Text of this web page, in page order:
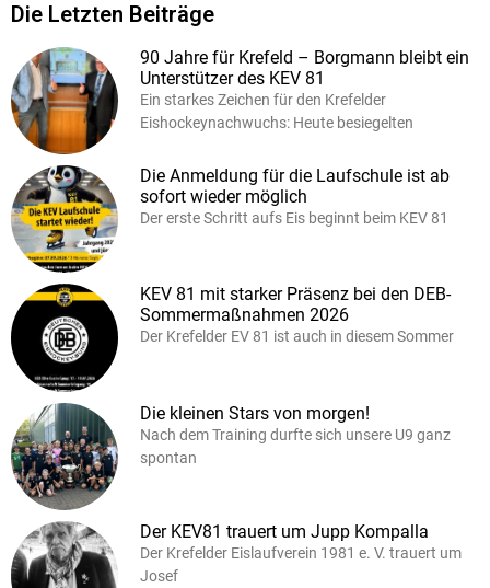
Die Letzten Beiträge
90 Jahre für Krefeld – Borgmann bleibt ein
Unterstützer des KEV 81
Ein starkes Zeichen für den Krefelder
Eishockeynachwuchs: Heute besiegelten
Die Anmeldung für die Laufschule ist ab
sofort wieder möglich
Der erste Schritt aufs Eis beginnt beim KEV 81
KEV 81 mit starker Präsenz bei den DEB-
Sommermaßnahmen 2026
Der Krefelder EV 81 ist auch in diesem Sommer
Die kleinen Stars von morgen!
Nach dem Training durfte sich unsere U9 ganz
spontan
Der KEV81 trauert um Jupp Kompalla
Der Krefelder Eislaufverein 1981 e. V. trauert um
Josef